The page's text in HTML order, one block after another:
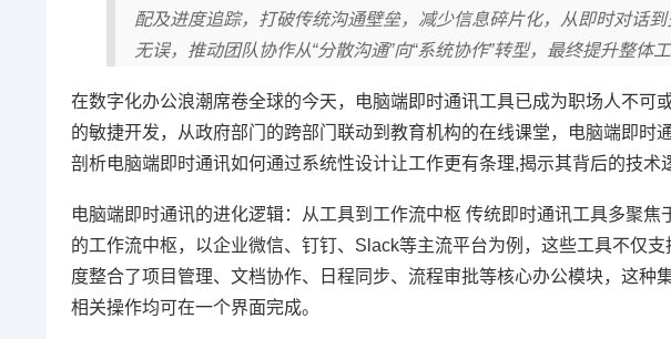
配及进度追踪，打破传统沟通壁垒，减少信息碎片化，从即时对话
无误，推动团队协作从“分散沟通”向“系统协作”转型，最终提升整体
在数字化办公浪潮席卷全球的今天，电脑端即时通讯工具已成为职场人不可
的敏捷开发，从政府部门的跨部门联动到教育机构的在线课堂，电脑端即时
剖析电脑端即时通讯如何通过系统性设计让工作更有条理,揭示其背后的技术
电脑端即时通讯的进化逻辑：从工具到工作流中枢 传统即时通讯工具多聚
的工作流中枢，以企业微信、钉钉、Slack等主流平台为例，这些工具不仅
度整合了项目管理、文档协作、日程同步、流程审批等核心办公模块，这种
相关操作均可在一个界面完成。